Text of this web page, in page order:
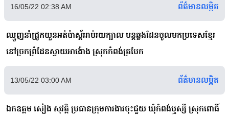
16/05/22 02:38 AM ព័ត៌មានលម្អិត
ឈ្មួញនាំជ្រូកយួនអត់ប៉ាស្ព័ររាប់រយក្បាល បន្តឆ្លងដែនចូលមកប្រទេសខ្មែរ
នៅច្រកព្រំដែនស្វាយអាង៉ោង ស្រុកកំពង់ត្របែក
13/05/22 03:00 AM ព័ត៌មានលម្អិត
ឯកឧត្តម សៀង សុវត្តិ ប្រធានក្រុមការងារចុះជួយ ឃុំកំពង់ឬស្សី ស្រុកពោធិ៍